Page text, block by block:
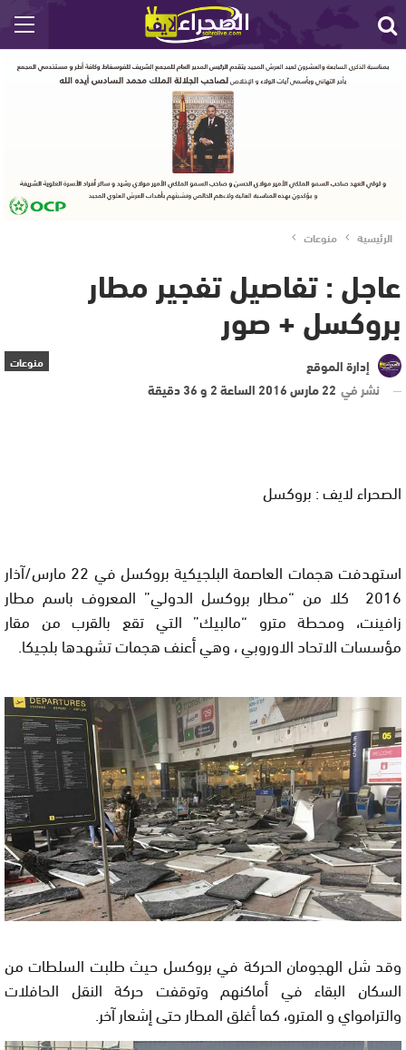
الرئيسية منوعات
عاجل : تفاصيل تفجير مطار
بروكسل + صور
منوعات
إدارة الموقع
نشر في 22 مارس 2016 الساعة 2 و 36 دقيقة
الصحراء لايف : بروكسل
استهدفت هجمات العاصمة البلجيكية بروكسل في 22 مارس/آذار
2016 كلا من “مطار بروكسل الدولي” المعروف باسم مطار
زافينت، ومحطة مترو “مالبيك” التي تقع بالقرب من مقار
مؤسسات الاتحاد الاوروبي، وهي أعنف هجمات تشهدها بلجيكا.
وقد شل الهجومان الحركة في بروكسل حيث طلبت السلطات من
السكان البقاء في أماكنهم وتوقفت حركة النقل الحافلات
والترامواي و المترو، كما أغلق المطار حتى إشعار آخر.